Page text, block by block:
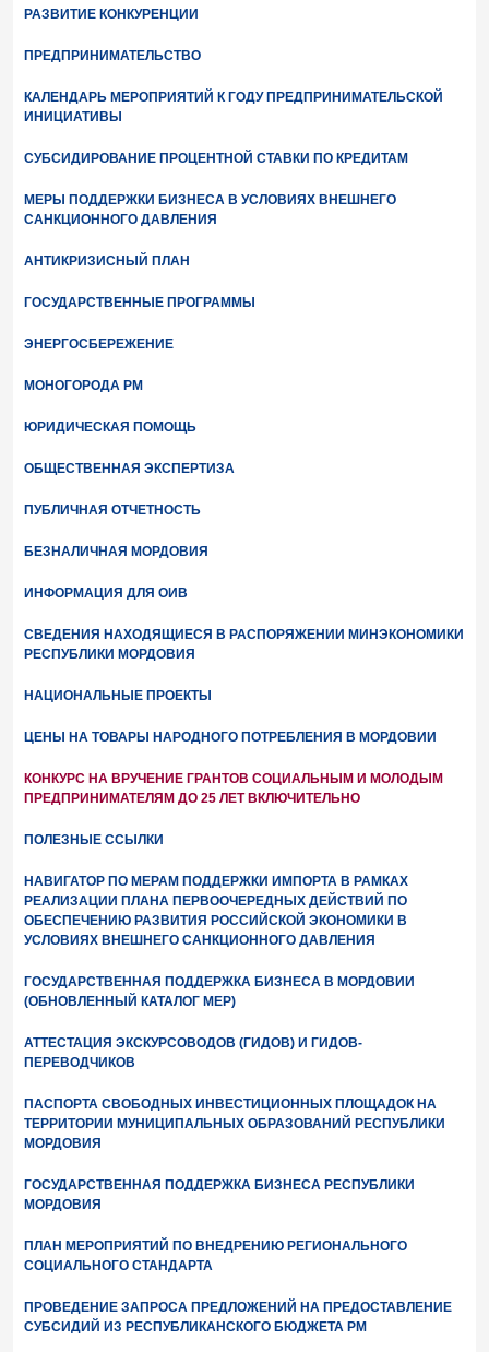
РАЗВИТИЕ КОНКУРЕНЦИИ
ПРЕДПРИНИМАТЕЛЬСТВО
КАЛЕНДАРЬ МЕРОПРИЯТИЙ К ГОДУ ПРЕДПРИНИМАТЕЛЬСКОЙ
ИНИЦИАТИВЫ
СУБСИДИРОВАНИЕ ПРОЦЕНТНОЙ СТАВКИ ПО КРЕДИТАМ
МЕРЫ ПОДДЕРЖКИ БИЗНЕСА В УСЛОВИЯХ ВНЕШНЕГО
САНКЦИОННОГО ДАВЛЕНИЯ
АНТИКРИЗИСНЫЙ ПЛАН
ГОСУДАРСТВЕННЫЕ ПРОГРАММЫ
ЭНЕРГОСБЕРЕЖЕНИЕ
МОНОГОРОДА РМ
ЮРИДИЧЕСКАЯ ПОМОЩЬ
ОБЩЕСТВЕННАЯ ЭКСПЕРТИЗА
ПУБЛИЧНАЯ ОТЧЕТНОСТЬ
БЕЗНАЛИЧНАЯ МОРДОВИЯ
ИНФОРМАЦИЯ ДЛЯ ОИВ
СВЕДЕНИЯ НАХОДЯЩИЕСЯ В РАСПОРЯЖЕНИИ МИНЭКОНОМИКИ
РЕСПУБЛИКИ МОРДОВИЯ
НАЦИОНАЛЬНЫЕ ПРОЕКТЫ
ЦЕНЫ НА ТОВАРЫ НАРОДНОГО ПОТРЕБЛЕНИЯ В МОРДОВИИ
КОНКУРС НА ВРУЧЕНИЕ ГРАНТОВ СОЦИАЛЬНЫМ И МОЛОДЫМ
ПРЕДПРИНИМАТЕЛЯМ ДО 25 ЛЕТ ВКЛЮЧИТЕЛЬНО
ПОЛЕЗНЫЕ ССЫЛКИ
НАВИГАТОР ПО МЕРАМ ПОДДЕРЖКИ ИМПОРТА В РАМКАХ
РЕАЛИЗАЦИИ ПЛАНА ПЕРВООЧЕРЕДНЫХ ДЕЙСТВИЙ ПО
ОБЕСПЕЧЕНИЮ РАЗВИТИЯ РОССИЙСКОЙ ЭКОНОМИКИ В
УСЛОВИЯХ ВНЕШНЕГО САНКЦИОННОГО ДАВЛЕНИЯ
ГОСУДАРСТВЕННАЯ ПОДДЕРЖКА БИЗНЕСА В МОРДОВИИ
(ОБНОВЛЕННЫЙ КАТАЛОГ МЕР)
АТТЕСТАЦИЯ ЭКСКУРСОВОДОВ (ГИДОВ) И ГИДОВ-
ПЕРЕВОДЧИКОВ
ПАСПОРТА СВОБОДНЫХ ИНВЕСТИЦИОННЫХ ПЛОЩАДОК НА
ТЕРРИТОРИИ МУНИЦИПАЛЬНЫХ ОБРАЗОВАНИЙ РЕСПУБЛИКИ
МОРДОВИЯ
ГОСУДАРСТВЕННАЯ ПОДДЕРЖКА БИЗНЕСА РЕСПУБЛИКИ
МОРДОВИЯ
ПЛАН МЕРОПРИЯТИЙ ПО ВНЕДРЕНИЮ РЕГИОНАЛЬНОГО
СОЦИАЛЬНОГО СТАНДАРТА
ПРОВЕДЕНИЕ ЗАПРОСА ПРЕДЛОЖЕНИЙ НА ПРЕДОСТАВЛЕНИЕ
СУБСИДИЙ ИЗ РЕСПУБЛИКАНСКОГО БЮДЖЕТА РМ